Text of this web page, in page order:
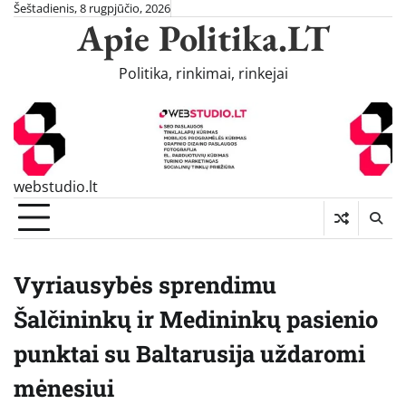
SkipŠeštadienis, 8 rugpjūčio, 2026
Apie Politika.LT
Politika, rinkimai, rinkejai
webstudio.lt
Vyriausybės sprendimu
Šalčininkų ir Medininkų pasienio
punktai su Baltarusija uždaromi
mėnesiui